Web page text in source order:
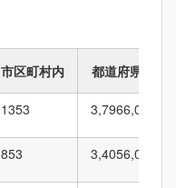
市区町村内 都道府県内
1353 3,7966,010
853 3,4056,010